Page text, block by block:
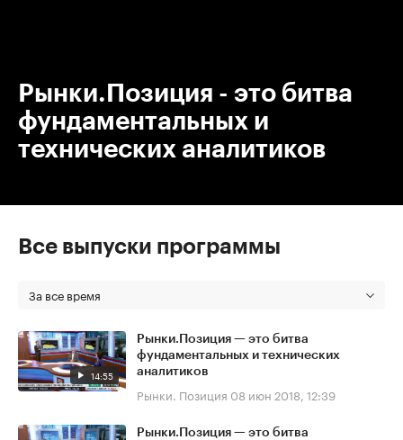
Рынки.Позиция - это битва
фундаментальных и
технических аналитиков
Все выпуски программы
За все время
14:55
Рынки.Позиция — это битва
фундаментальных и технических
аналитиков
Рынки. Позиция 08 июн 2018, 12:39
Рынки.Позиция — это битва